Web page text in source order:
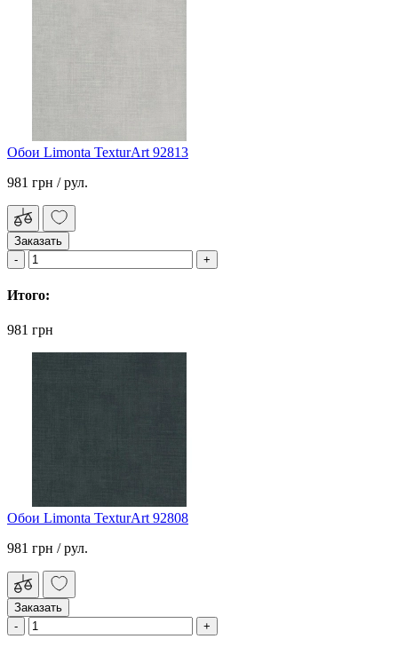
Обои Limonta TexturArt 92813
981 грн / рул.
Заказать
Итого:
981 грн
Обои Limonta TexturArt 92808
981 грн / рул.
Заказать